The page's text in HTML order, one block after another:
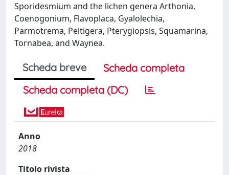
Sporidesmium and the lichen genera Arthonia,
Coenogonium, Flavoplaca, Gyalolechia,
Parmotrema, Peltigera, Pterygiopsis, Squamarina,
Tornabea, and Waynea.
Scheda breve
Scheda completa
Scheda completa (DC)
Anno
2018
Titolo rivista